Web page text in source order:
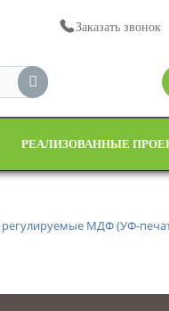
Заказать звонок
РЕАЛИЗОВАННЫЕ
регулируемые МДФ (УФ-